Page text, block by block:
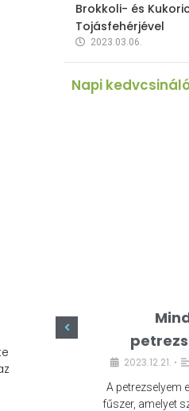
Brokkoli- és
Tojásfehérjével
2023.03.06.
Napi
2023.12.21. •
A petrezselyem
fűszer, amelyet